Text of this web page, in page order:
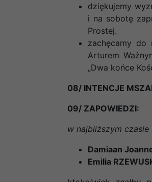
dziękujemy
i na sobotę
Prostej.
zachęcamy do
Arturem
„Dwa końce
08/ INTENCJE
09/ ZAPOWIEDZI:
w najbliższym czasie
Damiaan
Emilia